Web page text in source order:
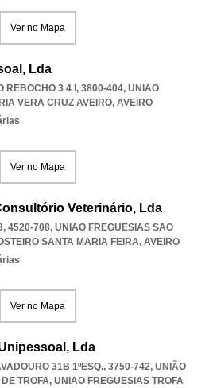
Ver no Mapa
Lda
REBOCHO 3 4 I, 3800-404, UNIAO
VERA CRUZ AVEIRO, AVEIRO
Ver no Mapa
Veterinário, Lda
4520-708, UNIAO FREGUESIAS SAO
SANTA MARIA FEIRA, AVEIRO
Ver no Mapa
Lda
31B 1ºESQ., 3750-742, UNIÃO
TROFA, UNIAO FREGUESIAS TROFA